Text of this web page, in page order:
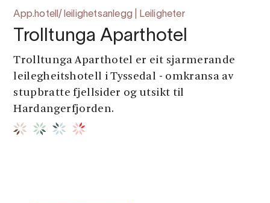
App.hotell/ leilighetsanlegg | Leiligheter
Trolltunga Aparthotel
Trolltunga Aparthotel er eit sjarmerande
leilegheitshotell i Tyssedal - omkransa av
stupbratte fjellsider og utsikt til
Hardangerfjorden.